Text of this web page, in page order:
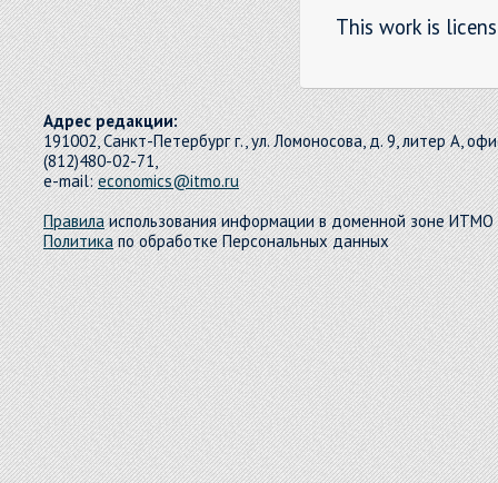
This work is
Адрес редакции:
191002, Санкт-Петербург г., ул. Ломоносова, д. 9, литер А,
(812)480-02-71,
e-mail:economics@itmo.ru
Правилаиспользования информации в доменной зоне ИТМО
Политикапо обработке Персональных данных